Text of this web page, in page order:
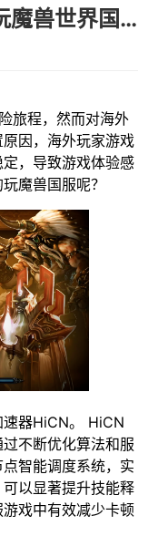
海外玩国服游戏，海外玩魔兽世界国服延迟高，卡顿，网络优化教程来啦
旅程，然而对海外
因，海外玩家游戏
，导致游戏体验感
魔兽国服呢？
器HiCN。 HiCN
不断优化算法和服
智能调度系统，实
以显著提升技能释
戏中有效减少卡顿